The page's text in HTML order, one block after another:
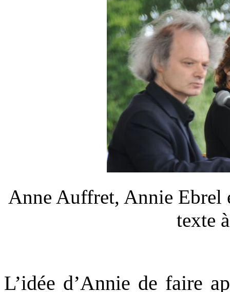
Anne Auffret, Annie Ebrel
texte
L’idée d’Annie de faire